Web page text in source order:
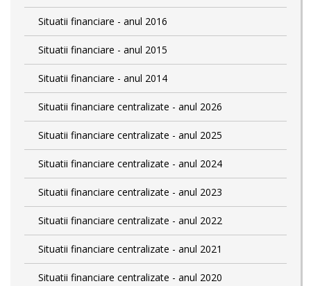
Situatii financiare - anul 2016
Situatii financiare - anul 2015
Situatii financiare - anul 2014
Situatii financiare centralizate - anul 2026
Situatii financiare centralizate - anul 2025
Situatii financiare centralizate - anul 2024
Situatii financiare centralizate - anul 2023
Situatii financiare centralizate - anul 2022
Situatii financiare centralizate - anul 2021
Situatii financiare centralizate - anul 2020